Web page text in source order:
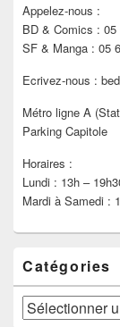
Appelez-nous :
BD & Comics : 05
SF & Manga : 05
Ecrivez-nous :
Métro ligne A
Parking Capitole
Horaires :
Lundi : 13h –
Mardi à Samedi :
Catégories
Catégories